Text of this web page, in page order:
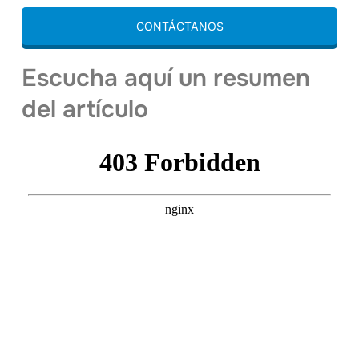
CONTÁCTANOS
Escucha aquí un resumen
del artículo